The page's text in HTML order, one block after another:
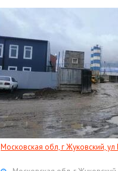
Московская обл, г Жуковский,